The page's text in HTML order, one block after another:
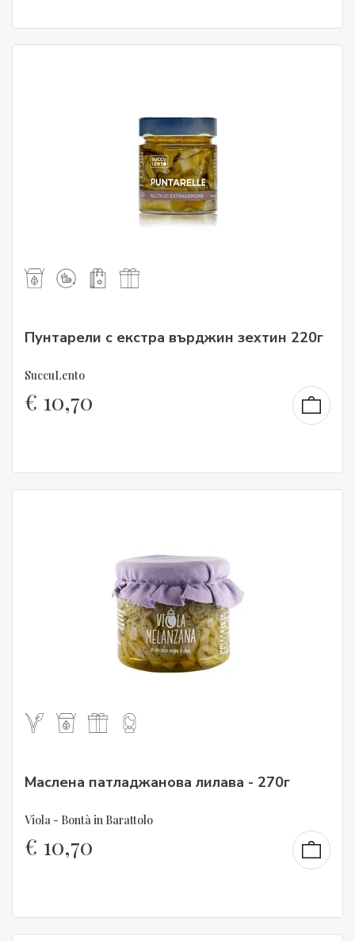
Пунтарели с екстра върджин зехтин 220г
SuccuLento
€ 10,70
Маслена патладжанова лилава - 270г
Viola - Bontà in Barattolo
€ 10,70